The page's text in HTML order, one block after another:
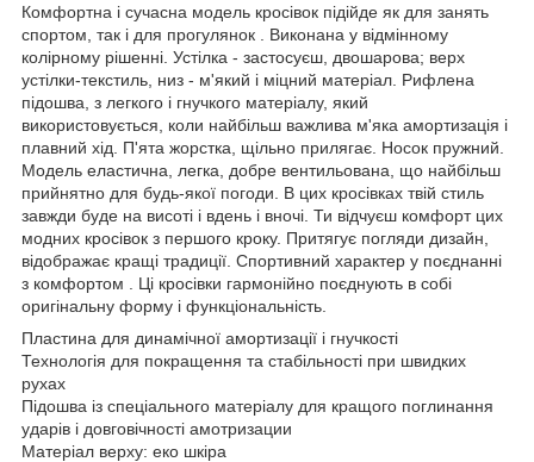
Комфортна і сучасна модель кросівок підійде як для занять
спортом, так і для прогулянок . Виконана у відмінному
колірному рішенні. Устілка - застосуєш, двошарова; верх
устілки-текстиль, низ - м'який і міцний матеріал. Рифлена
підошва, з легкого і гнучкого матеріалу, який
використовується, коли найбільш важлива м'яка амортизація і
плавний хід. П'ята жорстка, щільно прилягає. Носок пружний.
Модель еластична, легка, добре вентильована, що найбільш
прийнятно для будь-якої погоди. В цих кросівках твій стиль
завжди буде на висоті і вдень і вночі. Ти відчуєш комфорт цих
модних кросівок з першого кроку. Притягує погляди дизайн,
відображає кращі традиції. Спортивний характер у поєднанні
з комфортом . Ці кросівки гармонійно поєднують в собі
оригінальну форму і функціональність.
Пластина для динамічної амортизації і гнучкості
Технологія для покращення та стабільності при швидких
рухах
Підошва із спеціального матеріалу для кращого поглинання
ударів і довговічності амотризации
Матеріал верху: еко шкіра